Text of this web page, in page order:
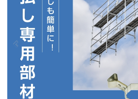
拠点一覧
クサビ式足場Aタイプ
新品製品
中古製品